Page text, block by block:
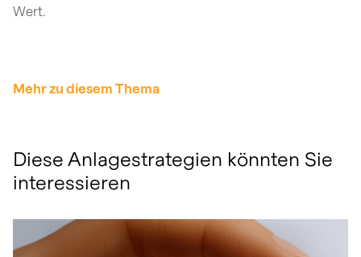
Wert.
Mehr zu diesem Thema
Diese Anlagestrategien könnten Sie
interessieren